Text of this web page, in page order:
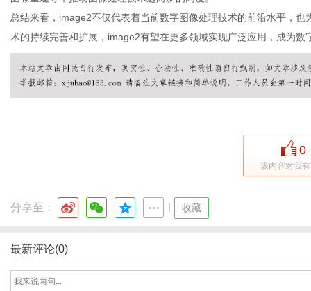
总结来看，image2不仅代表着当前数字图像处理技术的前沿水平，
术的持续完善和扩展，image2有望在更多领域实现广泛应用，成为数
0
该内容对我
分享至： 收藏
最新评论(0)